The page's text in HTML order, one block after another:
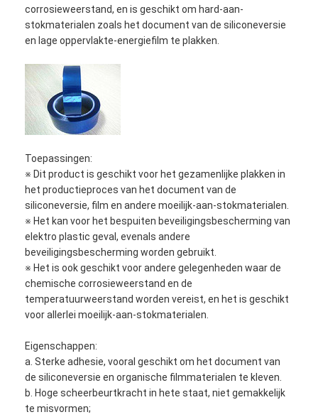
corrosieweerstand, en is geschikt om hard-aan-
stokmaterialen zoals het document van de siliconeversie
en lage oppervlakte-energiefilm te plakken.
Toepassingen:
※ Dit product is geschikt voor het gezamenlijke plakken in
het productieproces van het document van de
siliconeversie, film en andere moeilijk-aan-stokmaterialen.
※ Het kan voor het bespuiten beveiligingsbescherming van
elektro plastic geval, evenals andere
beveiligingsbescherming worden gebruikt.
※ Het is ook geschikt voor andere gelegenheden waar de
chemische corrosieweerstand en de
temperatuurweerstand worden vereist, en het is geschikt
voor allerlei moeilijk-aan-stokmaterialen.
Eigenschappen:
a. Sterke adhesie, vooral geschikt om het document van
de siliconeversie en organische filmmaterialen te kleven.
b. Hoge scheerbeurtkracht in hete staat, niet gemakkelijk
te misvormen;